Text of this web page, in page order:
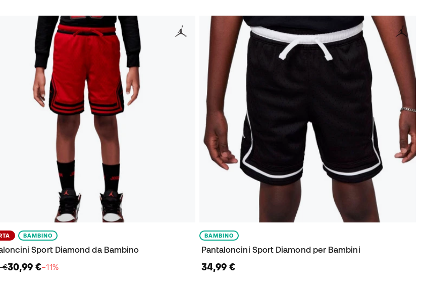
BAMBINO
Sport Diamond da Bambino
€30,99 €−11%
BAMBINO
Pantaloncini Sport Diamond per Bambini
34,99 €